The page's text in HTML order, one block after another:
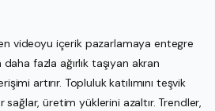
videoyu içerik pazarlamaya entegre
fazla ağırlık taşıyan akran
artırır. Topluluk katılımını teşvik
üretim yüklerini azaltır. Trendler,